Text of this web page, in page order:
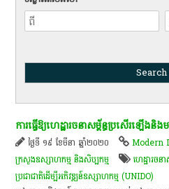
ការធ្វើឱ្យហេដ្ឋារចនាសម្ព័ន្ធប្រសើរឡើង
ថ្ងៃទី ១៩ ខែមីនា ឆ្នាំ២០២០ Modern
ក្រសួងឧស្សាហកម្ម និងសិប្បកម្ម
ហេដ្ឋារច
ប្រជាជាតិដើម្បីអភិវឌ្ឍន៍ឧស្សាហកម្ម (UNIDO)